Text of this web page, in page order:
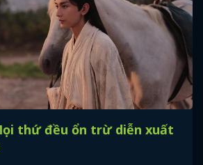
thứ đều ổn trừ diễn xuất